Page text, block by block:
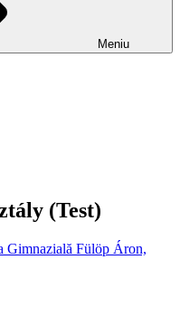
Meniu
(Test)
Gimnazială Fülöp Áron,